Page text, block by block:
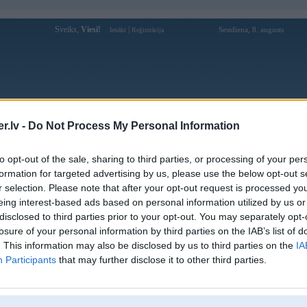
- Do Not Process My Personal Information
opt-out of the sale, sharing to third parties, or processing of your
for targeted advertising by us, please use the below opt-out
selection. Please note that after your opt-out request is processed
interest-based ads based on personal information utilized by us
to third parties prior to your opt-out. You may separately
of your personal information by third parties on the IAB’s list of
This information may also be disclosed by us to third parties on the
Participants that may further disclose it to other third parties.
Sveiks, Viesi! Ienākt Reģistrācija Sestdiena, 8. augusts
Forums Galerijas Reģistrācija Lietotāji
Lietotāja korumpante profils
Pēdējo reizi manīts: 06. Aug 2026, 14:30
Lietotājvārds:
korumpante
Pilsēta:
Rīga
Ziņojumi forumā:
[Pēdējie ziņojumi forumā]